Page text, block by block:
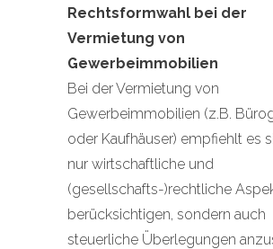
Rechtsformwahl bei der
Vermietung von
Gewerbeimmobilien
Bei der Vermietung von
Gewerbeimmobilien (z.B.
oder Kaufhäuser) empfiehlt es
nur wirtschaftliche und
(gesellschafts-)rechtliche
berücksichtigen, sondern auch
steuerliche Überlegungen